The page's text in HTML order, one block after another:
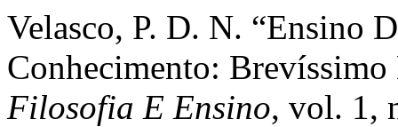
Velasco, P. D. N. “Ensino
Conhecimento:
Filosofia E Ensino, vol. 1,